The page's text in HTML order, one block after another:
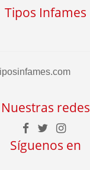
Tipos Infames
Nuestras redes
Síguenos en